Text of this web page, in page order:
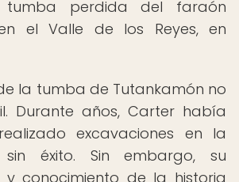
perdida del faraón
el Valle de los Reyes, en
la tumba de Tutankamón no
Durante años, Carter había
excavaciones en la
éxito. Sin embargo, su
y conocimiento de la historia